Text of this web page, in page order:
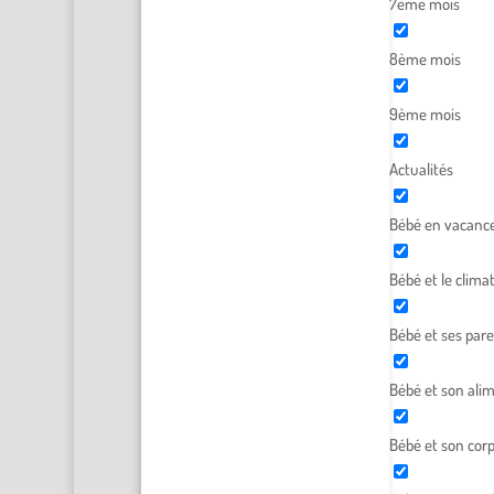
8ème mois
9ème mois
Actualités
Bébé en
Bébé et le climat
Bébé et ses
Bébé et son
Bébé et son